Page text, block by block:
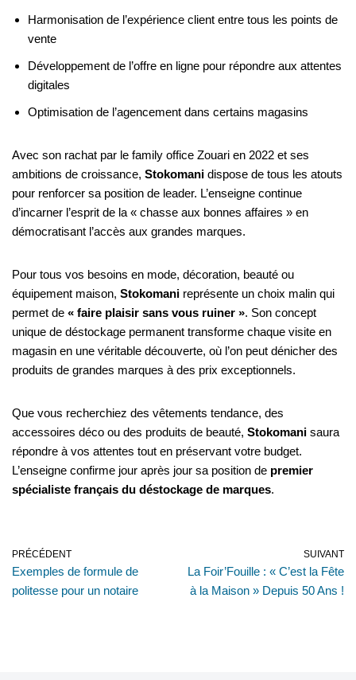
Harmonisation de l’expérience client entre tous les points de
vente
Développement de l’offre en ligne pour répondre aux attentes
digitales
Optimisation de l’agencement dans certains magasins
Avec son rachat par le family office Zouari en 2022 et ses
ambitions de croissance, Stokomani dispose de tous les atouts
pour renforcer sa position de leader. L’enseigne continue
d’incarner l’esprit de la « chasse aux bonnes affaires » en
démocratisant l’accès aux grandes marques.
Pour tous vos besoins en mode, décoration, beauté ou
équipement maison, Stokomani représente un choix malin qui
permet de « faire plaisir sans vous ruiner ». Son concept
unique de déstockage permanent transforme chaque visite en
magasin en une véritable découverte, où l’on peut dénicher des
produits de grandes marques à des prix exceptionnels.
Que vous recherchiez des vêtements tendance, des
accessoires déco ou des produits de beauté, Stokomani saura
répondre à vos attentes tout en préservant votre budget.
L’enseigne confirme jour après jour sa position de premier
spécialiste français du déstockage de marques.
PRÉCÉDENT
Exemples de formule de
politesse pour un notaire
SUIVANT
La Foir’Fouille : « C’est la Fête
à la Maison » Depuis 50 Ans !